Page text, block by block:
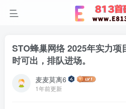
STO蜂巢网络 2025年实力项
时可出，排队进场。
麦麦莫离6
1年前更新